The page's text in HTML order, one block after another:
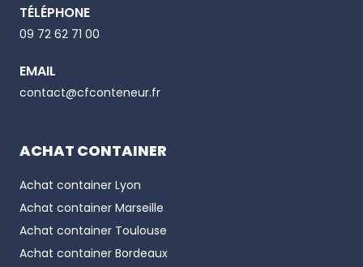
TÉLÉPHONE
Email
09 72 62 71 00
EMAIL
Phone number
contact@cfconteneur.fr
ACHAT CONTAINER
Achat container Lyon
Achat container Marseille
Achat container Toulouse
Achat container Bordeaux